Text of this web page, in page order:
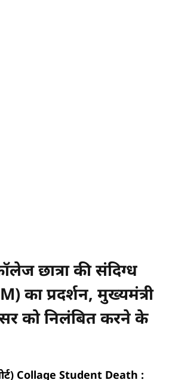
छात्रा की संदिग्ध
का प्रदर्शन, मुख्यमंत्री
को निलंबित करने के
Collage Student Death :